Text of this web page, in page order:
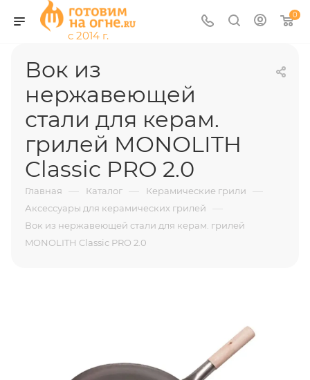
0
Вок из
нержавеющей
стали для керам.
грилей MONOLITH
Classic PRO 2.0
Главная — Каталог — Керамические грили —
Аксессуары для керамических грилей —
Вок из нержавеющей стали для керам. грилей
MONOLITH Classic PRO 2.0